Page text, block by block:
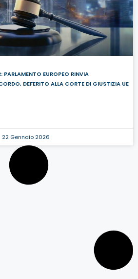
EUROPEO RINVIA
DEFERITO ALLA CORTE DI GIUSTIZIA UE
22 Gennaio 2026